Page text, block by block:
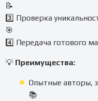
📝
3️⃣ Проверка
🎯
4️⃣ Передача готового
💡 Преимущества:
Опытные авторы,
📚